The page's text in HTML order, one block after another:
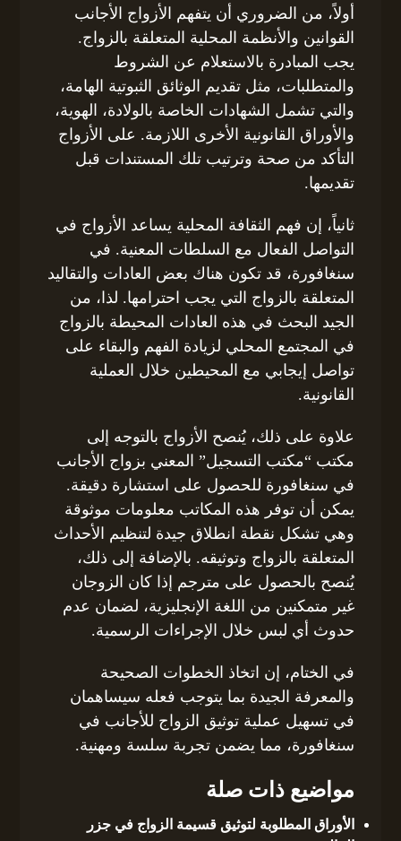
أولاً، من الضروري أن يتفهم الأزواج الأجانب
القوانين والأنظمة المحلية المتعلقة بالزواج.
يجب المبادرة بالاستعلام عن الشروط
والمتطلبات، مثل تقديم الوثائق الثبوتية الهامة،
والتي تشمل الشهادات الخاصة بالولادة، الهوية،
والأوراق القانونية الأخرى اللازمة. على الأزواج
التأكد من صحة وترتيب تلك المستندات قبل
تقديمها.
ثانياً، إن فهم الثقافة المحلية يساعد الأزواج في
التواصل الفعال مع السلطات المعنية. في
سنغافورة، قد تكون هناك بعض العادات والتقاليد
المتعلقة بالزواج التي يجب احترامها. لذا، من
الجيد البحث في هذه العادات المحيطة بالزواج
في المجتمع المحلي لزيادة الفهم والبقاء على
تواصل إيجابي مع المحيطين خلال العملية
القانونية.
علاوة على ذلك، يُنصح الأزواج بالتوجه إلى
مكتب “مكتب التسجيل” المعني بزواج الأجانب
في سنغافورة للحصول على استشارة دقيقة.
يمكن أن توفر هذه المكاتب معلومات موثوقة
وهي تشكل نقطة انطلاق جيدة لتنظيم الأحداث
المتعلقة بالزواج وتوثيقه. بالإضافة إلى ذلك،
يُنصح بالحصول على مترجم إذا كان الزوجان
غير متمكنين من اللغة الإنجليزية، لضمان عدم
حدوث أي لبس خلال الإجراءات الرسمية.
في الختام، إن اتخاذ الخطوات الصحيحة
والمعرفة الجيدة بما يتوجب فعله سيساهمان
في تسهيل عملية توثيق الزواج للأجانب في
سنغافورة، مما يضمن تجربة سلسة ومهنية.
مواضيع ذات صلة
الأوراق المطلوبة لتوثيق قسيمة الزواج في جزر